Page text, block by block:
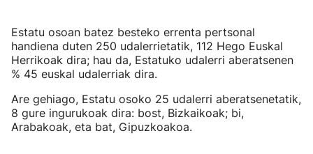
Estatu osoan batez besteko errenta pertsonal
handiena duten 250 udalerrietatik, 112 Hego Euskal
Herrikoak dira; hau da, Estatuko udalerri aberatsenen
% 45 euskal udalerriak dira.
Are gehiago, Estatu osoko 25 udalerri aberatsenetatik,
8 gure ingurukoak dira: bost, Bizkaikoak; bi,
Arabakoak, eta bat, Gipuzkoakoa.